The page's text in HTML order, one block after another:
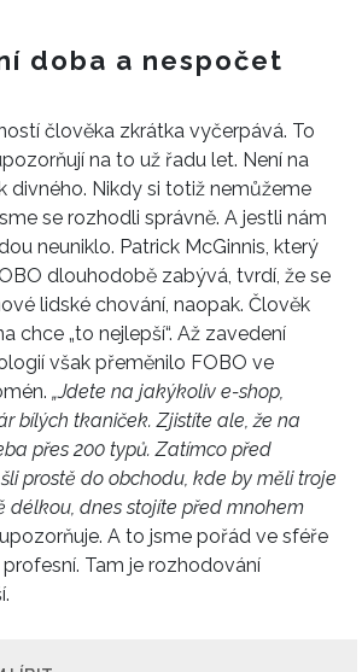
doba a nespočet
člověka zkrátka vyčerpává. To
na to už řadu let. Není na
divného. Nikdy si totiž nemůžeme
se rozhodli správně. A jestli nám
neuniklo. Patrick McGinnis, který
dlouhodobě zabývá, tvrdí, že se
lidské chování, naopak. Člověk
chce „to nejlepší“. Až zavedení
však přeměnilo FOBO ve
„Jdete na jakýkoliv e-shop,
bílých tkaniček. Zjistíte ale, že na
přes 200 typů. Zatímco před
prostě do obchodu, kde by měli troje
délkou, dnes stojíte před mnohem
upozorňuje. A to jsme pořád ve sféře
Tam je rozhodování